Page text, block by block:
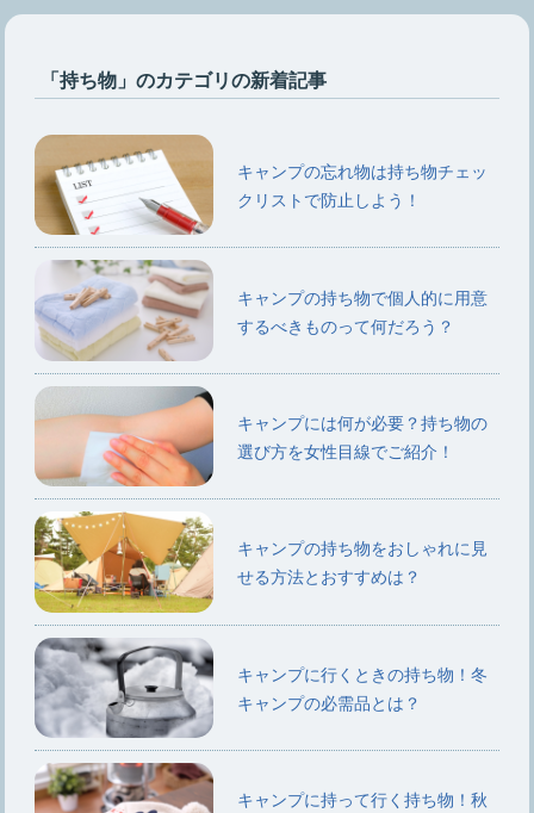
「持ち物」のカテゴリの新着記事
キャンプの忘れ物は持ち物チェッ
クリストで防止しよう！
キャンプの持ち物で個人的に用意
するべきものって何だろう？
キャンプには何が必要？持ち物の
選び方を女性目線でご紹介！
キャンプの持ち物をおしゃれに見
せる方法とおすすめは？
キャンプに行くときの持ち物！冬
キャンプの必需品とは？
キャンプに持って行く持ち物！秋